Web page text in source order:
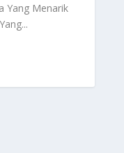
Yang Menarik